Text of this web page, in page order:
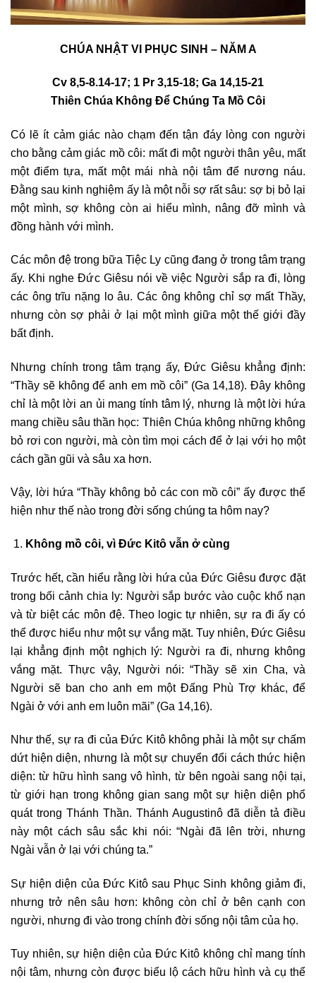
CHÚA NHẬT VI PHỤC SINH – NĂM A
Cv 8,5-8.14-17; 1 Pr 3,15-18; Ga 14,15-21
Thiên Chúa Không Để Chúng Ta Mồ Côi
Có lẽ ít cảm giác nào chạm đến tận đáy lòng con người
cho bằng cảm giác mồ côi: mất đi một người thân yêu, mất
một điểm tựa, mất một mái nhà nội tâm để nương náu.
Đằng sau kinh nghiệm ấy là một nỗi sợ rất sâu: sợ bị bỏ lại
một mình, sợ không còn ai hiểu mình, nâng đỡ mình và
đồng hành với mình.
Các môn đệ trong bữa Tiệc Ly cũng đang ở trong tâm trạng
ấy. Khi nghe Đức Giêsu nói về việc Người sắp ra đi, lòng
các ông trĩu nặng lo âu. Các ông không chỉ sợ mất Thầy,
nhưng còn sợ phải ở lại một mình giữa một thế giới đầy
bất định.
Nhưng chính trong tâm trạng ấy, Đức Giêsu khẳng định:
“Thầy sẽ không để anh em mồ côi” (Ga 14,18). Đây không
chỉ là một lời an ủi mang tính tâm lý, nhưng là một lời hứa
mang chiều sâu thần học: Thiên Chúa không những không
bỏ rơi con người, mà còn tìm mọi cách để ở lại với họ một
cách gần gũi và sâu xa hơn.
Vậy, lời hứa “Thầy không bỏ các con mồ côi” ấy được thể
hiện như thế nào trong đời sống chúng ta hôm nay?
Không mồ côi, vì Đức Kitô vẫn ở cùng
Trước hết, cần hiểu rằng lời hứa của Đức Giêsu được đặt
trong bối cảnh chia ly: Người sắp bước vào cuộc khổ nạn
và từ biệt các môn đệ. Theo logic tự nhiên, sự ra đi ấy có
thể được hiểu như một sự vắng mặt. Tuy nhiên, Đức Giêsu
lại khẳng định một nghịch lý: Người ra đi, nhưng không
vắng mặt. Thực vậy, Người nói: “Thầy sẽ xin Cha, và
Người sẽ ban cho anh em một Đấng Phù Trợ khác, để
Ngài ở với anh em luôn mãi” (Ga 14,16).
Như thế, sự ra đi của Đức Kitô không phải là một sự chấm
dứt hiện diện, nhưng là một sự chuyển đổi cách thức hiện
diện: từ hữu hình sang vô hình, từ bên ngoài sang nội tại,
từ giới hạn trong không gian sang một sự hiện diện phổ
quát trong Thánh Thần. Thánh Augustinô đã diễn tả điều
này một cách sâu sắc khi nói: “Ngài đã lên trời, nhưng
Ngài vẫn ở lại với chúng ta.”
Sự hiện diện của Đức Kitô sau Phục Sinh không giảm đi,
nhưng trở nên sâu hơn: không còn chỉ ở bên cạnh con
người, nhưng đi vào trong chính đời sống nội tâm của họ.
Tuy nhiên, sự hiện diện của Đức Kitô không chỉ mang tính
nội tâm, nhưng còn được biểu lộ cách hữu hình và cụ thể